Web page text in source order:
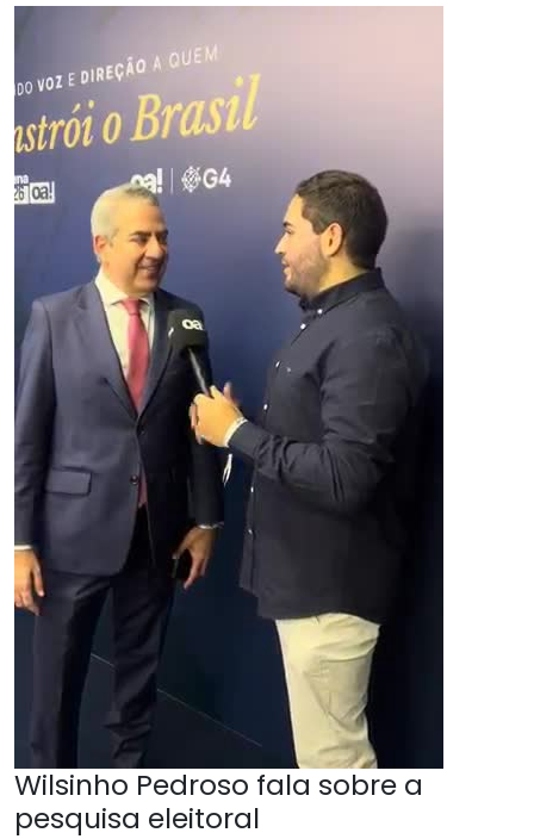
Wilsinho Pedroso fala sobre a
pesquisa eleitoral